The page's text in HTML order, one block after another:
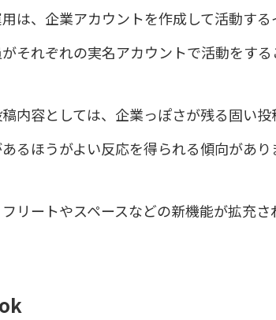
は、企業アカウントを作成して活動す
それぞれの実名アカウントで活動をす
内容としては、企業っぽさが残る固い
るほうがよい反応を得られる傾向があり
リートやスペースなどの新機能が拡充